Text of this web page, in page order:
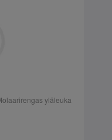
yläleuka